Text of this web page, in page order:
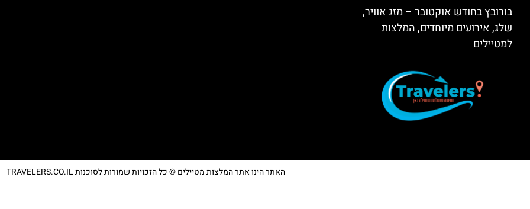
בורובץ בחודש אוקטובר – מזג אוויר,
שלג, אירועים מיוחדים, המלצות
למטיילים
האתר הינו אתר המלצות מטיילים © כל הזכויות שמורות לסוכנות TRAVELERS.CO.IL